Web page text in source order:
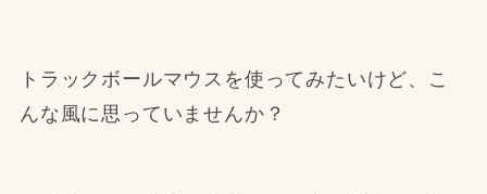
トラックボールマウスを使ってみたいけど、こ
んな風に思っていませんか？